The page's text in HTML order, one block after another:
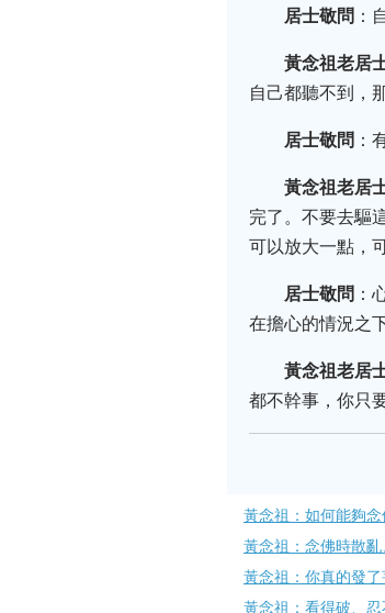
居士敬問 ：
黃念祖老居
自己都聽不到，
居士敬問 ：
黃念祖老居
完了。不要去驅
可以放大一點，
居士敬問 ：
在擔心的情況之
黃念祖老居
都不幹事，你只
黃念祖：如何能夠
黃念祖：念佛時散
黃念祖：你真的發
黃念祖：看得破、忍